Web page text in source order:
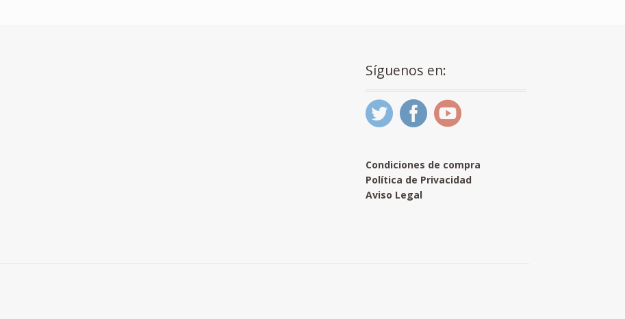
Síguenos en:
Condiciones de compra
Política de Privacidad
Aviso Legal